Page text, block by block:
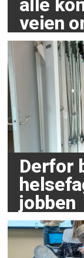
alle
veien
Derfor
jobben